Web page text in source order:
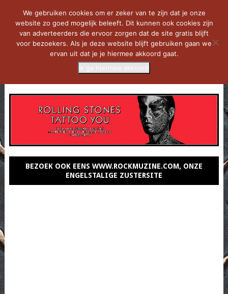
BEZOEK OOK EENS WWW.ROCKMUZINE.COM, ONZE
ENGELSTALIGE ZUSTERSITE
We gebruiken cookies om er zeker van te zijn dat je onze
website zo goed mogelijk beleeft. Dit kunnen ook cookies zijn
van adverteerders die ervoor zorgen dat de site gratis blijft
voor bezoekers. Als je deze website blijft gebruiken gaan we
ervan uit dat je je hiermee akkoord gaat.
Ik ga hiermee akkoord